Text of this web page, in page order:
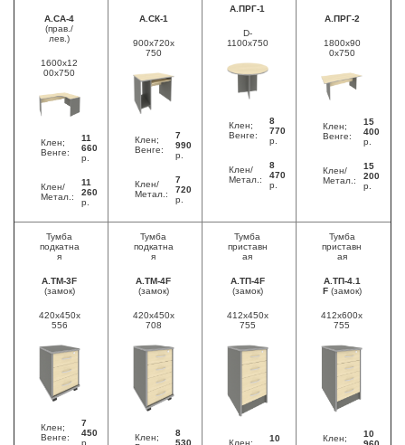
А.СА-4
(прав./
лев.)
1600x12
00x750
Клен;
Венге:
11
660
р.
Клен/
Метал.:
11
260
р.
А.СК-1
900x720x
750
Клен;
Венге:
7
990
р.
Клен/
Метал.:
7
720
р.
А.ПРГ-1
D-
1100x750
Клен;
Венге:
8
770
р.
Клен/
Метал.:
8
470
р.
А.ПРГ-2
1800x90
0x750
Клен;
Венге:
15
400
р.
Клен/
Метал.:
15
200
р.
Тумба
подкатна
я
А.ТМ-3F
(замок)
420x450x
556
Клен;
Венге:
7
450
р.
Тумба
подкатна
я
А.ТМ-4F
(замок)
420x450x
708
Клен;
8
530
Тумба
приставн
ая
А.ТП-4F
(замок)
412x450x
755
Клен;
10
Тумба
приставн
ая
А.ТП-4.1
F(замок)
412x600x
755
Клен;
10